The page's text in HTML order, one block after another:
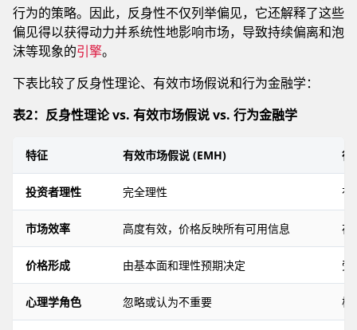
行为的策略。因此，反身性不仅列举偏见，它还解释了这些
偏见得以获得动力并系统性地影响市场，导致持续偏离和泡
沫等现象的引擎。
下表比较了反身性理论、有效市场假说和行为金融学：
表2：反身性理论 vs. 有效市场假说 vs. 行为金融学
特征 有效市场假说 (EMH) 行
投资者理性 完全理性 有
市场效率 高度有效，价格反映所有可用信息 存
价格形成 由基本面和理性预期决定 受
心理学角色 忽略或认为不重要 核